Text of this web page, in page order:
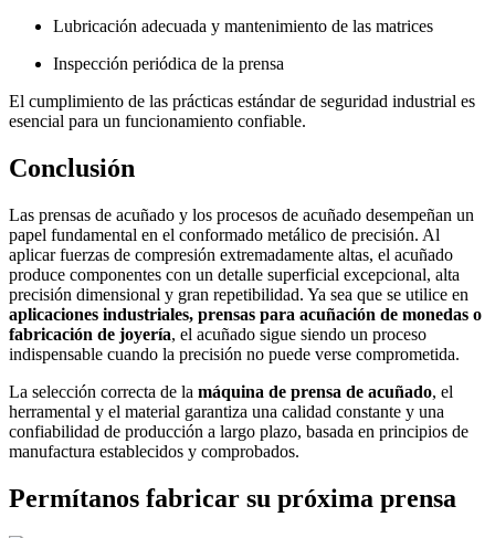
Lubricación adecuada y mantenimiento de las matrices
Inspección periódica de la prensa
El cumplimiento de las prácticas estándar de seguridad industrial es
esencial para un funcionamiento confiable.
Conclusión
Las prensas de acuñado y los procesos de acuñado desempeñan un
papel fundamental en el conformado metálico de precisión. Al
aplicar fuerzas de compresión extremadamente altas, el acuñado
produce componentes con un detalle superficial excepcional, alta
precisión dimensional y gran repetibilidad. Ya sea que se utilice en
aplicaciones industriales, prensas para acuñación de monedas o
fabricación de joyería, el acuñado sigue siendo un proceso
indispensable cuando la precisión no puede verse comprometida.
La selección correcta de la máquina de prensa de acuñado, el
herramental y el material garantiza una calidad constante y una
confiabilidad de producción a largo plazo, basada en principios de
manufactura establecidos y comprobados.
Permítanos fabricar su próxima prensa